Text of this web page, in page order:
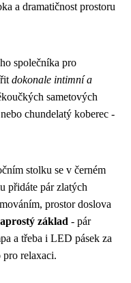
a dramatičnost prostoru
společníka pro
dokonale intimní a
sametových
chundelatý koberec -
stolku se v černém
přidáte pár zlatých
prostor doslova
základ - pár
a třeba i LED pásek za
pro relaxaci.